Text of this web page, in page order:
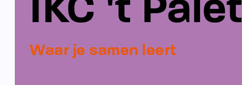
Waar je samen leert